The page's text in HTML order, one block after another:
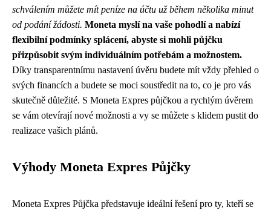
schválením můžete mít peníze na účtu už během několika minut
od podání žádosti. Moneta myslí na vaše pohodlí a nabízí
flexibilní podmínky splácení, abyste si mohli půjčku
přizpůsobit svým individuálním potřebám a možnostem.
Díky transparentnímu nastavení úvěru budete mít vždy přehled o
svých financích a budete se moci soustředit na to, co je pro vás
skutečně důležité. S Moneta Expres půjčkou a rychlým úvěrem
se vám otevírají nové možnosti a vy se můžete s klidem pustit do
realizace vašich plánů.
Výhody Moneta Expres Půjčky
Moneta Expres Půjčka představuje ideální řešení pro ty, kteří se